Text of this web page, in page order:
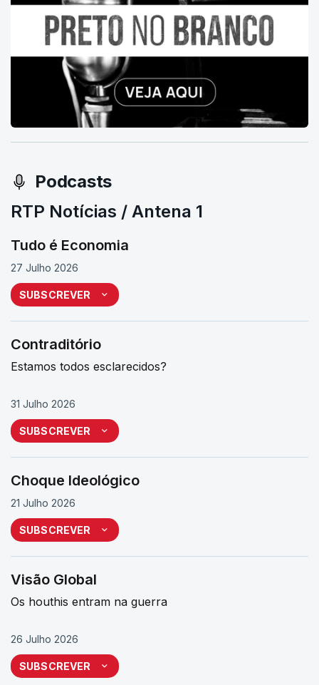
Podcasts
RTP Notícias / Antena 1
Tudo é Economia
27 Julho 2026
SUBSCREVER
Contraditório
Estamos todos esclarecidos?
31 Julho 2026
SUBSCREVER
Choque Ideológico
21 Julho 2026
SUBSCREVER
Visão Global
Os houthis entram na guerra
26 Julho 2026
SUBSCREVER